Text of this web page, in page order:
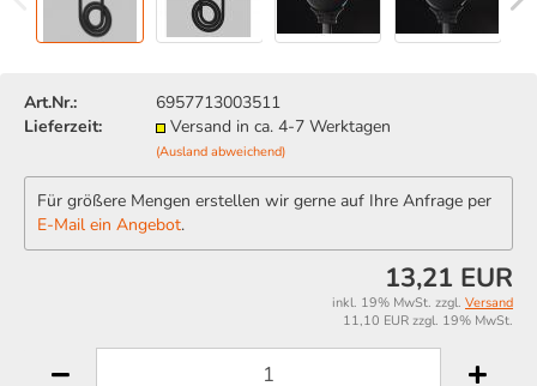
Art.Nr.:
6957713003511
Lieferzeit:
Versand in ca. 4-7 Werktagen
(Ausland abweichend)
Für größere Mengen erstellen wir gerne auf Ihre Anfrage per
E-Mail ein Angebot.
13,21 EUR
inkl. 19% MwSt. zzgl. Versand
11,10 EUR zzgl. 19% MwSt.